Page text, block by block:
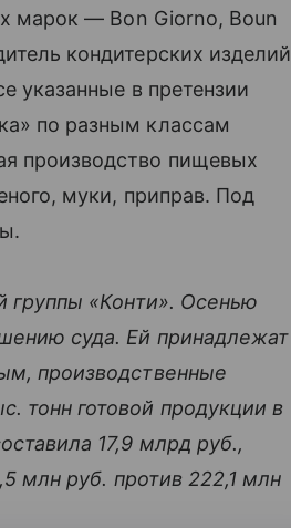
марок — Bon Giorno, Boun
кондитерских изделий
указанные в претензии
по разным классам
производство пищевых
муки, приправ. Под
группы «Конти». Осенью
суда. Ей принадлежат
производственные
тонн готовой продукции в
17,9 млрд руб.,
млн руб. против 222,1 млн